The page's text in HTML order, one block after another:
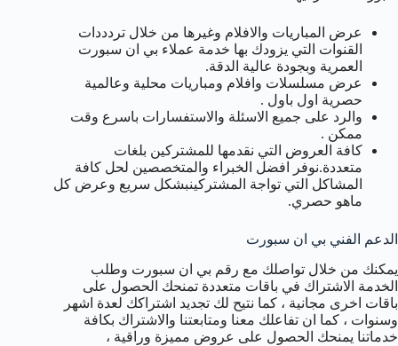
عرض المباريات والافلام وغيرها من خلال تردددات
القنوات التي يزودك بها خدمة عملاء بي ان سبورت
العمرية وبجودة عالية الدقة.
عرض مسلسلات وافلام ومباريات محلية وعالمية
حصرية اول باول .
والرد على جميع الاسئلة والاستفسارات باسرع وقت
ممكن .
كافة العروض التي نقدمها للمشتركين بلغات
متعددة.نوفر افضل الخبراء والمتخصصين لحل كافة
المشاكل التي تواجة المشتركينبشكل سريع وعرض كل
ماهو حصري.
الدعم الفني بي ان سبورت
يمكنك من خلال تواصلك مع رقم بي ان سبورت وطلب
الخدمة الاشتراك في باقات متعددة تمنحك الحصول على
باقات اخرى مجانية ، كما نتيح لك تجديد اشتراكك لعدة اشهر
وسنوات ، كما ان تفاعلك معنا ومتابعتنا والاشتراك بكافة
خدماتنا يمنحك الحصول على عروض مميزة وراقية ،